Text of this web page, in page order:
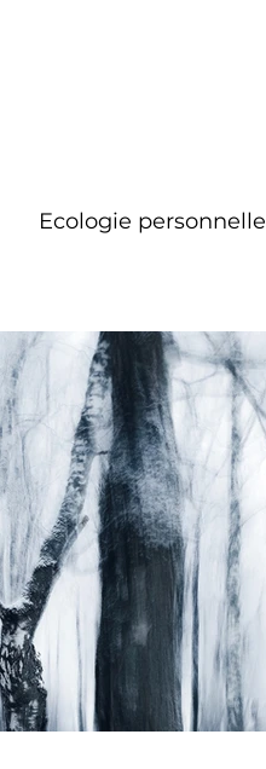
Ecologie personnelle